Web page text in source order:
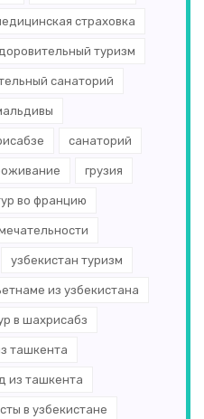
страховка
туризм
санаторий
санаторий
грузия
во францию
узбекистан туризм
из узбекистана
в шахрисабз
ташкента
из ташкента
в узбекистане